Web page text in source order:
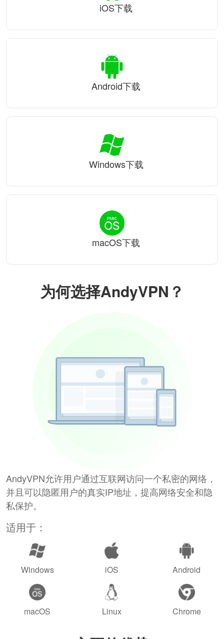
为何选择AndyVPN？
AndyVPN允许用户通过互联网访问一个私密的网络，
并且可以隐匿用户的真实IP地址，提高网络安全和隐
私保护。
适用于：
Windows iOS Android
macOS Linux Chrome
iOS下载
Android下载
Windows下载
macOS下载